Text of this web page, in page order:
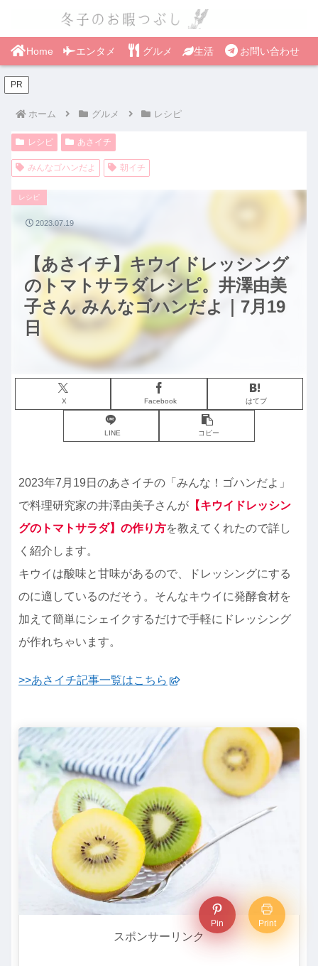
Home エンタメ グルメ 生活 お問い合わせ
PR
ホーム グルメ レシピ
レシピ あさイチ
みんなゴハンだよ 朝イチ
【あさイチ】キウイドレッシング
のトマトサラダレシピ。井澤由美
子さん みんなゴハンだよ｜7月19
日
レシピ
X Facebook はてブ
LINE コピー
2023.07.19
2023年7月19日のあさイチの「みんな！ゴハンだよ」
で料理研究家の井澤由美子さんが 【キウイドレッシン
グのトマトサラダ】の作り方を教えてくれたので詳し
く紹介します。
キウイは酸味と甘味があるので、ドレッシングにする
のに適しているのだそう。そんなキウイに発酵食材を
加えて簡単にシェイクするだけで手軽にドレッシング
が作れちゃいます。
>>あさイチ記事一覧はこちら
Pin Print
スポンサーリンク